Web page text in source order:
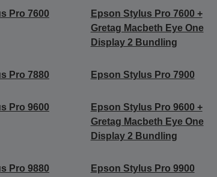
Pro 7600
Epson Stylus Pro 7600 +
Gretag Macbeth Eye One
Display 2 Bundling
Pro 7880 Epson Stylus Pro 7900
Pro 9600
Epson Stylus Pro 9600 +
Gretag Macbeth Eye One
Display 2 Bundling
Pro 9880 Epson Stylus Pro 9900